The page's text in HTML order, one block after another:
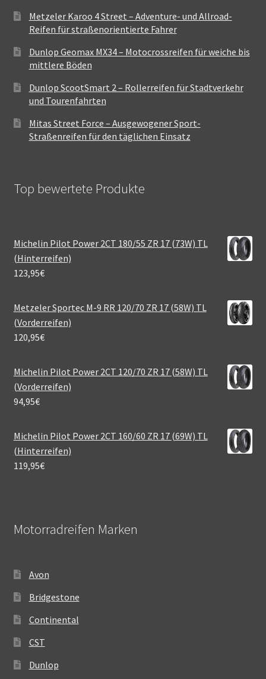
Metzeler Karoo 4 Street – Adventure- und Allroad-
Reifen für straßenorientierte Fahrer
Dunlop Geomax MX34 – Motocrossreifen für weiche bis
mittlere Böden
Dunlop ScootSmart 2 – Rollerreifen für Stadtverkehr
und Tourenfahrten
Mitas Street Force – Ausgewogener Sport-
Straßenreifen für den täglichen Einsatz
Top bewertete Produkte
Michelin Pilot Power 2CT 180/55 ZR 17 (73W) TL
(Hinterreifen)
123,95€
Metzeler Sportec M-9 RR 120/70 ZR 17 (58W) TL
(Vorderreifen)
120,95€
Michelin Pilot Power 2CT 120/70 ZR 17 (58W) TL
(Vorderreifen)
94,95€
Michelin Pilot Power 2CT 160/60 ZR 17 (69W) TL
(Hinterreifen)
119,95€
Motorradreifen Marken
Avon
Bridgestone
Continental
CST
Dunlop